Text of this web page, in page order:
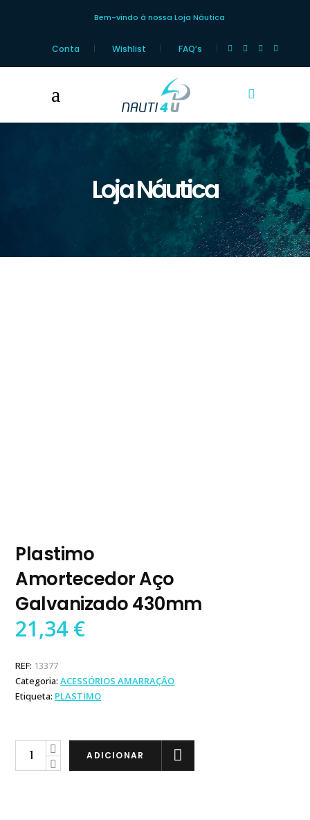
Bem-vindo à nossa Loja Náutica
Conta Wishlist FAQ’s
Loja Náutica
Plastimo
Amortecedor Aço
Galvanizado 430mm
21,34 €
REF: 13377
Categoria:ACESSÓRIOS AMARRAÇÃO
Etiqueta: PLASTIMO
Plastimo
Amortecedor
ADICIONAR